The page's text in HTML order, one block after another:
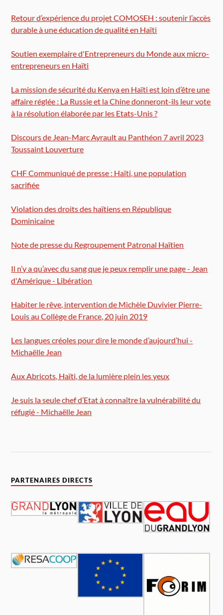
Retour d’expérience du projet COMOSEH : soutenir l’accès
durable à une éducation de qualité en Haïti
Soutien exemplaire d'Entrepreneurs du Monde aux micro-
entrepreneurs en Haïti
La mission de sécurité du Kenya en Haïti est loin d’être une
affaire réglée : La Russie et la Chine donneront-ils leur vote
à la résolution élaborée par les Etats-Unis ?
Discours de Jean-Marc Ayrault au Panthéon 7 avril 2023
Toussaint Louverture
CHF Communiqué de presse : Haïti, une population
sacrifiée
Violation des droits des haïtiens en République
Dominicaine
Note de presse du Regroupement Patronal Haïtien
Il n’y a qu’avec du sang que je peux remplir une page - Jean
d'Amérique - Libération
Habiter le rêve, intervention de Michèle Duvivier Pierre-
Louis au Collège de France, 20 juin 2019
Les langues créoles pour dire le monde d’aujourd’hui -
Michaëlle Jean
Aux Abricots, Haïti, de la lumière plein les yeux
Je suis la seule chef d’Etat à connaître la vulnérabilité du
réfugié - Michaëlle Jean
PARTENAIRES DIRECTS